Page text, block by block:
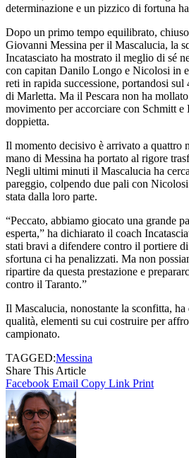
determinazione e un pizzico di fortuna
Dopo un primo tempo equilibrato,
Giovanni Messina per il Mascalucia, la
Incatasciato ha mostrato il meglio di sé
con capitan Danilo Longo e Nicolosi in
reti in rapida successione, portandosi
di Marletta. Ma il Pescara non ha
movimento per accorciare con Schmitt e
doppietta.
Il momento decisivo è arrivato a quattro
mano di Messina ha portato al rigore
Negli ultimi minuti il Mascalucia ha
pareggio, colpendo due pali con
stata dalla loro parte.
“Peccato, abbiamo giocato una grande
esperta,” ha dichiarato il coach
stati bravi a difendere contro il portiere
sfortuna ci ha penalizzati. Ma non
ripartire da questa prestazione e
contro il Taranto.”
Il Mascalucia, nonostante la sconfitta, ha
qualità, elementi su cui costruire per
campionato.
TAGGED:Messina
Share This Article
Facebook Email Copy Link Print